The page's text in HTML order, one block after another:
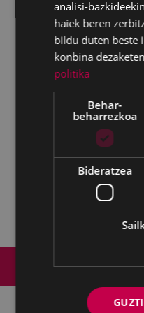
analisi-
haiek beren
bildu duten beste
konbina
politika
Behar-
beharrezkoa
Bideratzea